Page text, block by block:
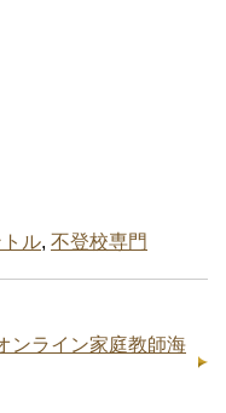
ル, 不登校専門
ライン家庭教師海